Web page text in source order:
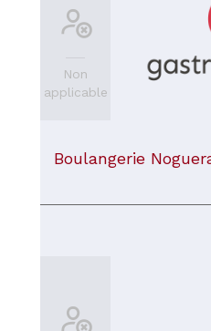
Non
applicable
Boulangerie